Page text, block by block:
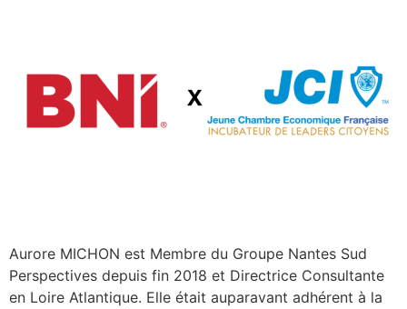
Aurore MICHON est Membre du Groupe Nantes Sud
Perspectives depuis fin 2018 et Directrice Consultante
en Loire Atlantique. Elle était auparavant adhérent à la